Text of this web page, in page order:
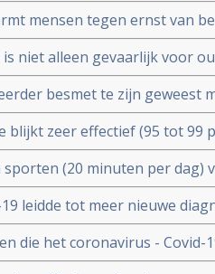
mensen tegen ernst van
Engels bevolkingsonderzoek
is niet alleen gevaarlijk voor
leeftijd blijkt uit grote
besmet te zijn geweest
anderen blijkt uit
en personeel.
blijkt zeer effectief (95 tot 99
19 zowel bij lichte als
sporten (20 minuten per
en sterfte door
leidde tot meer nieuwe
Ook werden
die het coronavirus -
of